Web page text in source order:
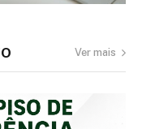
Ver mais